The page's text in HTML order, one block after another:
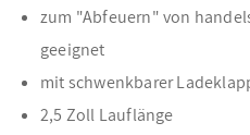
zum "Abfeuern" von
geeignet
mit schwenkbarer
2,5 Zoll Lauflänge